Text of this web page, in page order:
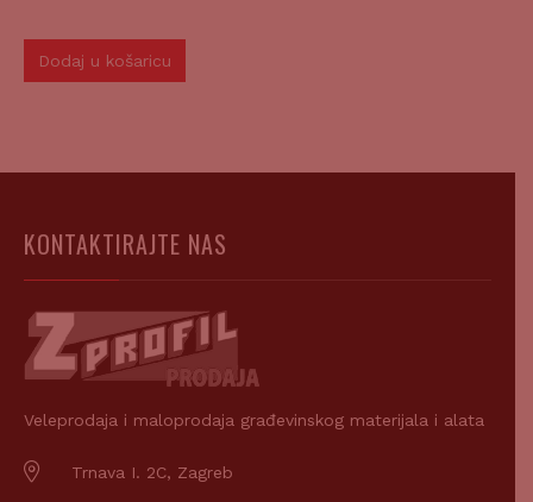
Dodaj u košaricu
KONTAKTIRAJTE NAS
Veleprodaja i maloprodaja građevinskog materijala i alata
Trnava I. 2C, Zagreb